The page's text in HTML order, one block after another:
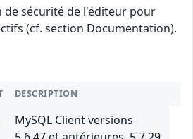
de sécurité de l'éditeur pour
(cf. section Documentation).
DESCRIPTION
MySQL Client versions